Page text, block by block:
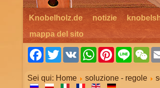
Knobelholz.de notizie
mappa del sito
Facebook
TwitterVK WhatsAppPinterest
Line
Sei qui: Home soluzione - regole